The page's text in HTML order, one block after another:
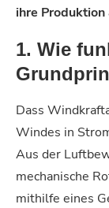
ihre
1. Wie
Dass
Windes in
Aus der
mechanische
mithilfe eines